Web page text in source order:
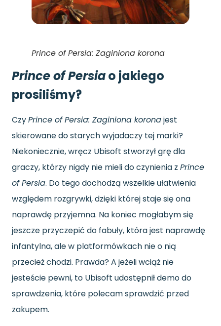
Prince of Persia: Zaginiona korona
Prince of Persiao jakiego
prosiliśmy?
CzyPrince of Persia: Zaginiona koronajest
skierowane do starych wyjadaczy tej marki?
Niekoniecznie, wręcz Ubisoft stworzył grę dla
graczy, którzy nigdy nie mieli do czynienia z Prince
of Persia. Do tego dochodzą wszelkie ułatwienia
względem rozgrywki, dzięki której staje się ona
naprawdę przyjemna. Na koniec mogłabym się
jeszcze przyczepić do fabuły, która jest naprawdę
infantylna, ale w platformówkach nie o nią
przecież chodzi. Prawda? A jeżeli wciąż nie
jesteście pewni, to Ubisoft udostępnił demo do
sprawdzenia, które polecam sprawdzić przed
zakupem.